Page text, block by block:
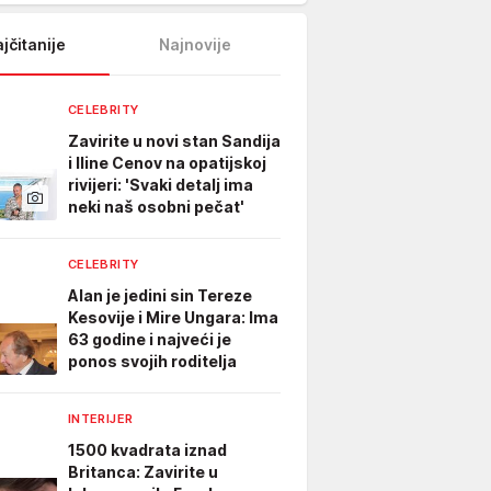
Najnovije
CELEBRITY
Zavirite u novi stan Sandija
i Iline Cenov na opatijskoj
rivijeri: 'Svaki detalj ima
neki naš osobni pečat'
CELEBRITY
Alan je jedini sin Tereze
Kesovije i Mire Ungara: Ima
63 godine i najveći je
ponos svojih roditelja
INTERIJER
1500 kvadrata iznad
Britanca: Zavirite u